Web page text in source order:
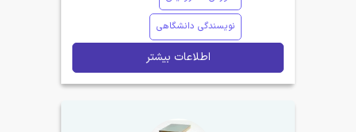
نویسندگی دانشگاهی
اطلاعات بیشتر